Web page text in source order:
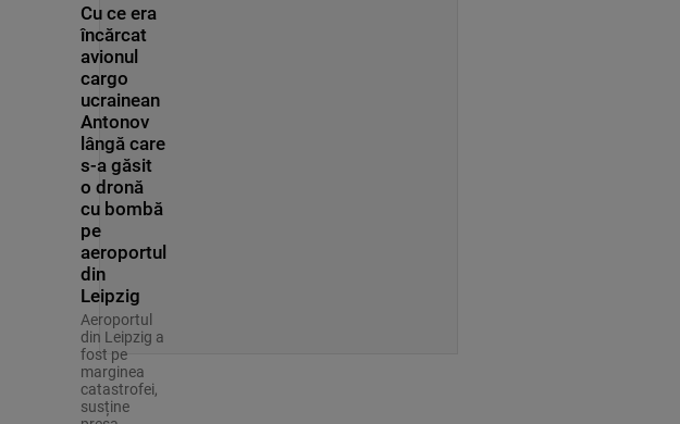
Cu ce era
încărcat
avionul
cargo
ucrainean
Antonov
lângă care
s-a găsit
o dronă
cu bombă
pe
aeroportul
din
Leipzig
Aeroportul
din Leipzig a
fost pe
marginea
catastrofei,
susține